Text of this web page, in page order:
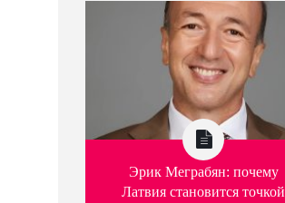
Эрик Меграбян: почему
Латвия становится точкой